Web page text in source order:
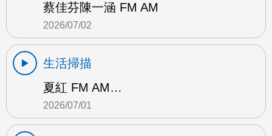
蔡佳芬陳一涵 FM AM
2026/07/02
生活掃描
夏紅 FM AM…
2026/07/01